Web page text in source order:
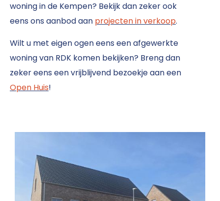
woning in de Kempen? Bekijk dan zeker ook
eens ons aanbod aan projecten in verkoop.
Wilt u met eigen ogen eens een afgewerkte
woning van RDK komen bekijken? Breng dan
zeker eens een vrijblijvend bezoekje aan een
Open Huis!